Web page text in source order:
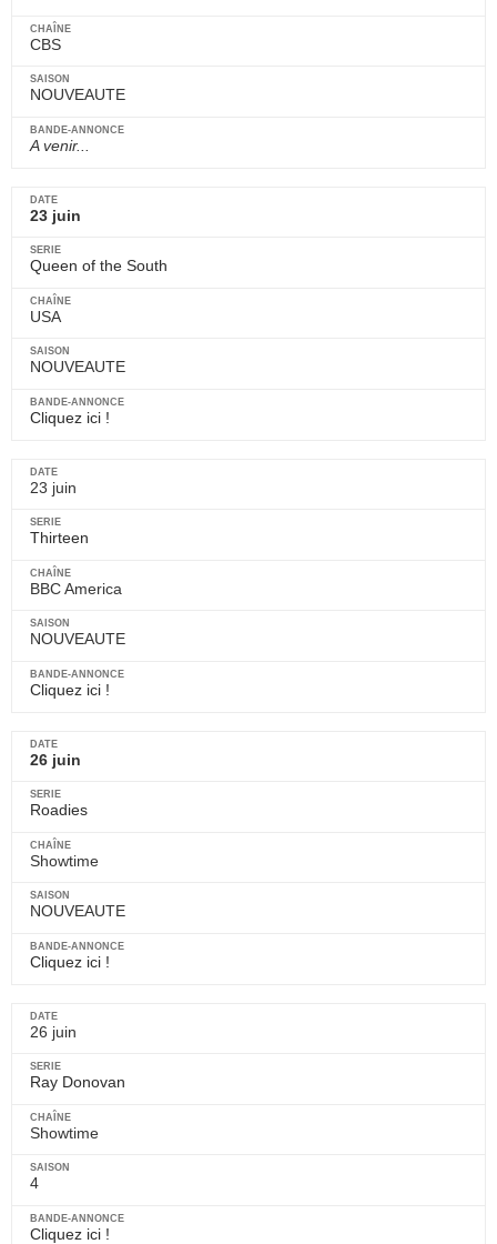
CBS
NOUVEAUTE
A venir...
23 juin
Queen of the South
USA
NOUVEAUTE
Cliquez ici !
23 juin
Thirteen
BBC America
NOUVEAUTE
Cliquez ici !
26 juin
Roadies
Showtime
NOUVEAUTE
Cliquez ici !
26 juin
Ray Donovan
Showtime
4
Cliquez ici !